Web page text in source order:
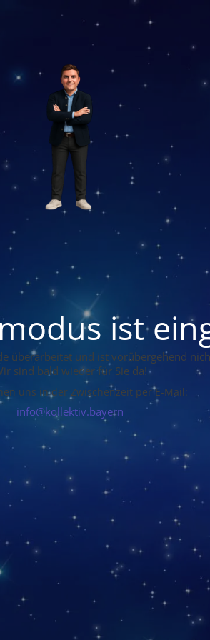
ist
überarbeitet und ist vorübergehend
sind bald wieder für Sie da!
uns in der Zwischenzeit per E-Mail:
info@kollektiv.bayern